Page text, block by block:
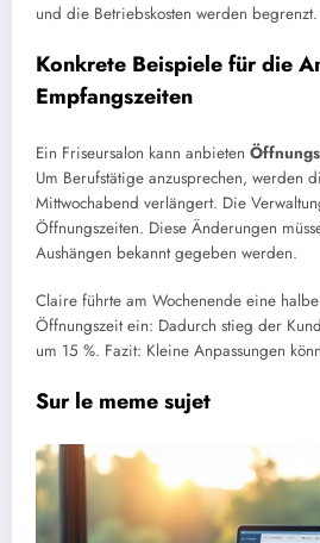
und die Betriebskosten werden begrenzt.
Konkrete Beispiele für die
Empfangszeiten
Ein Friseursalon kann anbieten
Um Berufstätige anzusprechen, werden
Mittwochabend verlängert. Die
Öffnungszeiten. Diese Änderungen
Aushängen bekannt gegeben werden.
Claire führte am Wochenende eine
Öffnungszeit ein: Dadurch stieg der
um 15 %. Fazit: Kleine Anpassungen
Sur le meme sujet